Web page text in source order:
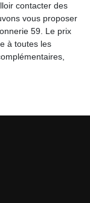
contacter des
vous proposer
59. Le prix
à toutes les